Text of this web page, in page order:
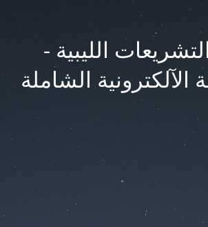
الليبية -
الشاملة